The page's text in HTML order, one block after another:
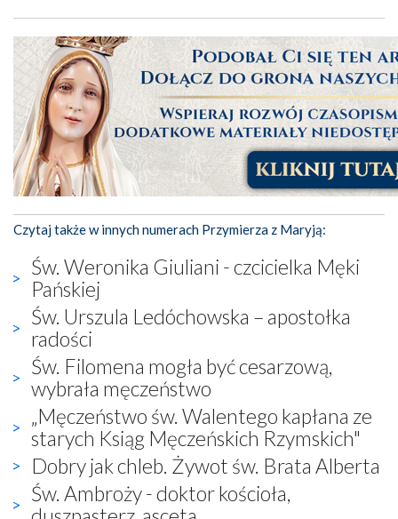
Czytaj także w innych numerach Przymierza z Maryją:
Św. Weronika Giuliani - czcicielka Męki
Pańskiej
Św. Urszula Ledóchowska – apostołka
radości
Św. Filomena mogła być cesarzową,
wybrała męczeństwo
„Męczeństwo św. Walentego kapłana ze
starych Ksiąg Męczeńskich Rzymskich"
Dobry jak chleb. Żywot św. Brata Alberta
Św. Ambroży - doktor kościoła,